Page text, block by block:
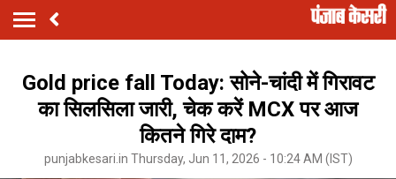
Gold price fall Today: सोने-चांदी में गिरावट
का सिलसिला जारी, चेक करें MCX पर आज
कितने गिरे दाम?
punjabkesari.in Thursday, Jun 11, 2026 - 10:24 AM (IST)